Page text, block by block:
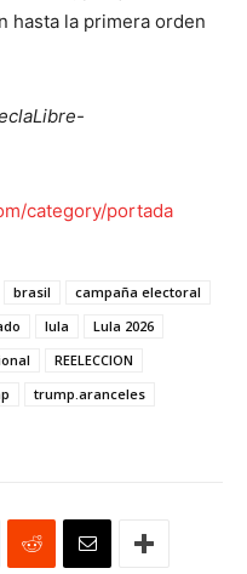
hasta la primera orden
category/portada
brasil
campaña electoral
lula
Lula 2026
REELECCION
trump.aranceles